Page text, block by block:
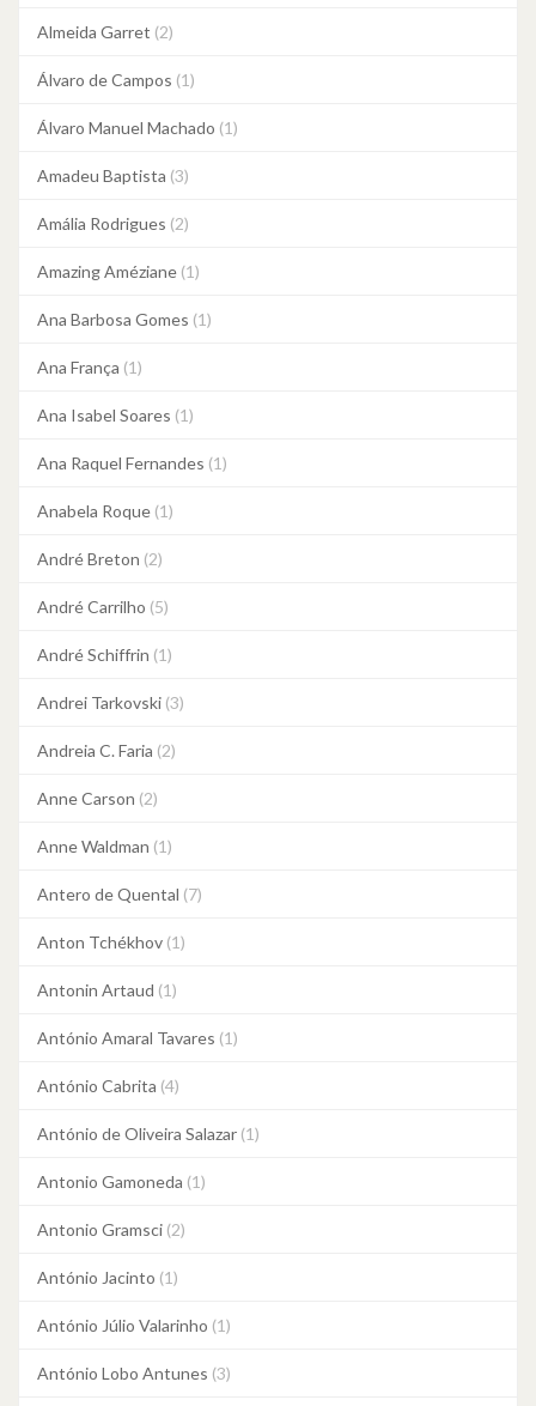
Almeida Garret (2)
Álvaro de Campos (1)
Álvaro Manuel Machado (1)
Amadeu Baptista (3)
Amália Rodrigues (2)
Amazing Améziane (1)
Ana Barbosa Gomes (1)
Ana França (1)
Ana Isabel Soares (1)
Ana Raquel Fernandes (1)
Anabela Roque (1)
André Breton (2)
André Carrilho (5)
André Schiffrin (1)
Andrei Tarkovski (3)
Andreia C. Faria (2)
Anne Carson (2)
Anne Waldman (1)
Antero de Quental (7)
Anton Tchékhov (1)
Antonin Artaud (1)
António Amaral Tavares (1)
António Cabrita (4)
António de Oliveira Salazar (1)
Antonio Gamoneda (1)
Antonio Gramsci (2)
António Jacinto (1)
António Júlio Valarinho (1)
António Lobo Antunes (3)